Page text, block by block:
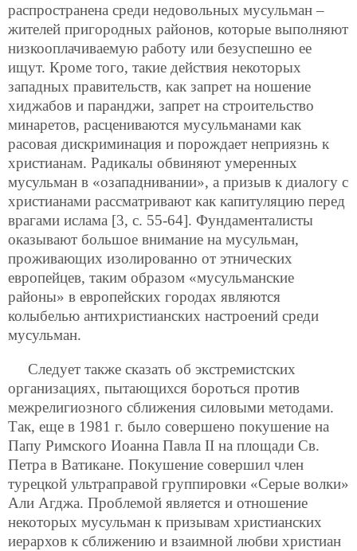
распространена среди недовольных мусульман –
жителей пригородных районов, которые выполняют
низкооплачиваемую работу или безуспешно ее
ищут. Кроме того, такие действия некоторых
западных правительств, как запрет на ношение
хиджабов и паранджи, запрет на строительство
минаретов, расцениваются мусульманами как
расовая дискриминация и порождает неприязнь к
христианам. Радикалы обвиняют умеренных
мусульман в «озападнивании», а призыв к диалогу с
христианами рассматривают как капитуляцию перед
врагами ислама [3, с. 55-64]. Фундаменталисты
оказывают большое внимание на мусульман,
проживающих изолированно от этнических
европейцев, таким образом «мусульманские
районы» в европейских городах являются
колыбелью антихристианских настроений среди
мусульман.
Следует также сказать об экстремистских
организациях, пытающихся бороться против
межрелигиозного сближения силовыми методами.
Так, еще в 1981 г. было совершено покушение на
Папу Римского Иоанна Павла II на площади Св.
Петра в Ватикане. Покушение совершил член
турецкой ультраправой группировки «Серые волки»
Али Агджа. Проблемой является и отношение
некоторых мусульман к призывам христианских
иерархов к сближению и взаимной любви христиан